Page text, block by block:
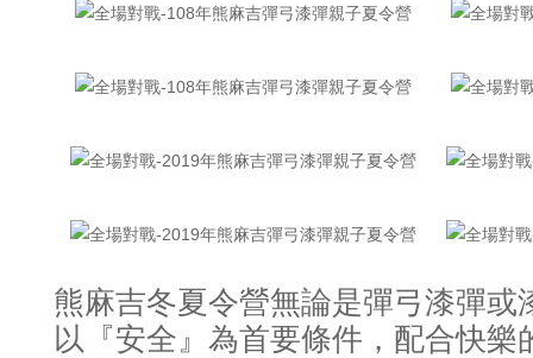
熊麻吉冬夏令營無論是彈弓漆彈或
以 『安全』為首要條件，配合快